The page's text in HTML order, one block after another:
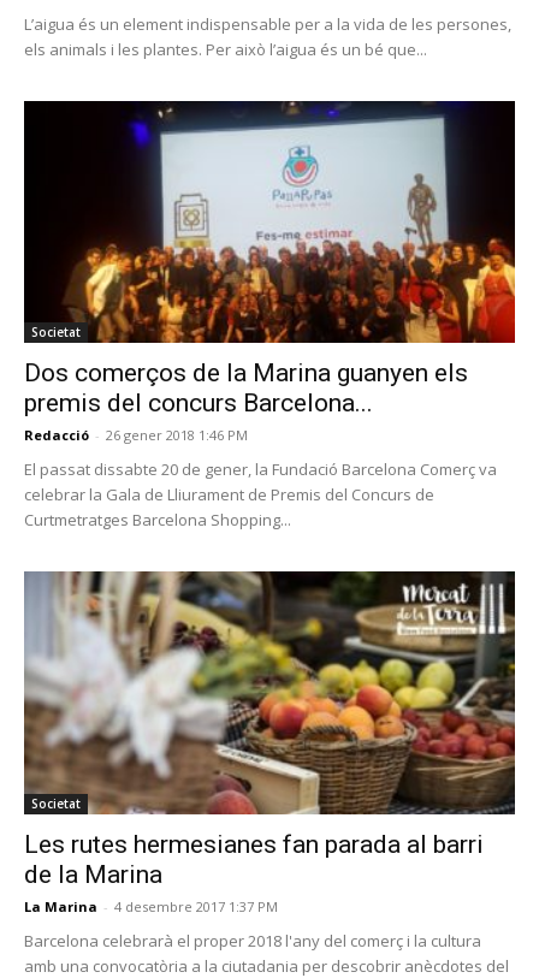
L’aigua és un element indispensable per a la vida de les persones,
els animals i les plantes. Per això l’aigua és un bé que...
Societat
Dos comerços de la Marina guanyen els
premis del concurs Barcelona...
Redacció - 26 gener 2018 1:46 PM
El passat dissabte 20 de gener, la Fundació Barcelona Comerç va
celebrar la Gala de Lliurament de Premis del Concurs de
Curtmetratges Barcelona Shopping...
Societat
Les rutes hermesianes fan parada al barri
de la Marina
La Marina - 4 desembre 2017 1:37 PM
Barcelona celebrarà el proper 2018 l'any del comerç i la cultura
amb una convocatòria a la ciutadania per descobrir anècdotes del